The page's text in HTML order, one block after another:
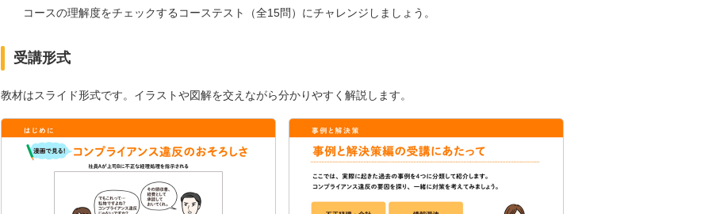
コースの理解度をチェックするコーステスト（全15問）にチャレンジしましょう。
受講形式
教材はスライド形式です。イラストや図解を交えながら分かりやすく解説します。